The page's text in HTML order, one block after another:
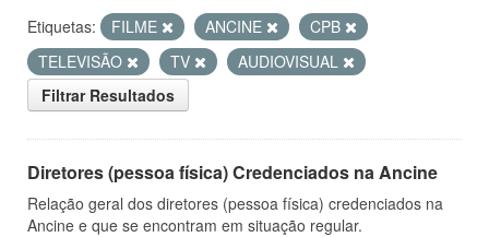
Etiquetas: FILME ANCINE
CPB
TELEVISÃO
TV
AUDIOVISUAL
Filtrar Resultados
Diretores (pessoa física) Credenciados na Ancine
Relação geral dos diretores (pessoa física) credenciados na
Ancine e que se encontram em situação regular.